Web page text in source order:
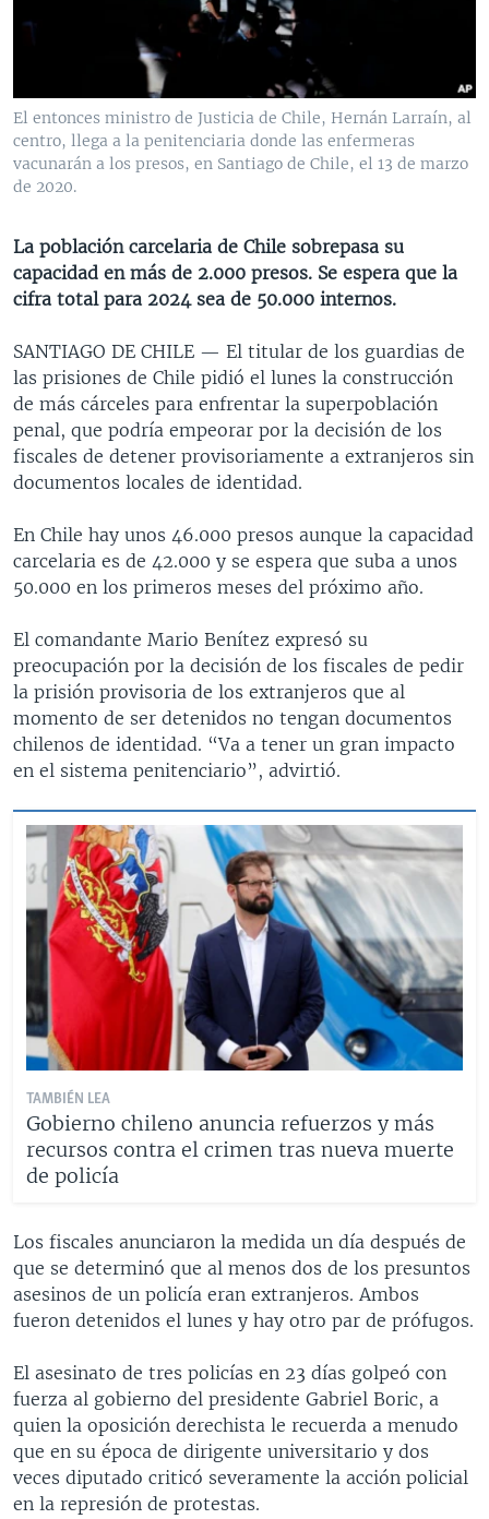
ENTRETENIMIENTO Y CULTURA
TECNOLOGÍA
DEPORTES
CIENCIA Y SALUD
MULTIMEDIA
FOTOGRAFÍA
AUDIOS
EL MUNDO AL DÍA
FORO INTERAMERICANO
PANORAMA
RADIO
AVANCE INFORMATIVO
AUDIONOTICIAS
ESTADOS UNIDOS AL DÍA
EL MUNDO AL DÍA [RADIO]
DEPORTIVO INTERNACIONAL
NOTA ECONÓMICA
ENTRETENIMIENTO
DIRECT
DOCUMENTALES DE LA VOA
Learning English
SÍGANOS
Idiomas
El entonces ministro de Justicia de Chile, Hernán Larraín, al
centro, llega a la penitenciaria donde las enfermeras
vacunarán a los presos, en Santiago de Chile, el 13 de marzo
de 2020.
La población carcelaria de Chile sobrepasa su
capacidad en más de 2.000 presos. Se espera que la
cifra total para 2024 sea de 50.000 internos.
SANTIAGO DE CHILE — El titular de los guardias de
las prisiones de Chile pidió el lunes la construcción
de más cárceles para enfrentar la superpoblación
penal, que podría empeorar por la decisión de los
fiscales de detener provisoriamente a extranjeros sin
documentos locales de identidad.
En Chile hay unos 46.000 presos aunque la capacidad
carcelaria es de 42.000 y se espera que suba a unos
50.000 en los primeros meses del próximo año.
El comandante Mario Benítez expresó su
preocupación por la decisión de los fiscales de pedir
la prisión provisoria de los extranjeros que al
momento de ser detenidos no tengan documentos
chilenos de identidad. “Va a tener un gran impacto
en el sistema penitenciario”, advirtió.
TAMBIÉN LEA
Gobierno chileno anuncia refuerzos y más
recursos contra el crimen tras nueva muerte
de policía
Los fiscales anunciaron la medida un día después de
que se determinó que al menos dos de los presuntos
asesinos de un policía eran extranjeros. Ambos
fueron detenidos el lunes y hay otro par de prófugos.
El asesinato de tres policías en 23 días golpeó con
fuerza al gobierno del presidente Gabriel Boric, a
quien la oposición derechista le recuerda a menudo
que en su época de dirigente universitario y dos
veces diputado criticó severamente la acción policial
en la represión de protestas.